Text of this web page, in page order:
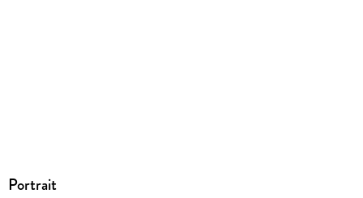
Portrait